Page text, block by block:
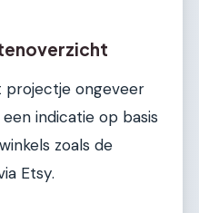
projectje ongeveer
indicatie op basis
zoals de
Etsy.